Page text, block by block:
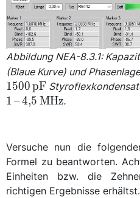
Abbildung NEA-8.3.1:
(Blaue Kurve) und
1500pF
\qtyrange{1}
1 –4,5 MHz.
Versuche nun die
Formel zu beantworten.
Einheiten bzw. die
richtigen Ergebnisse erhältst.